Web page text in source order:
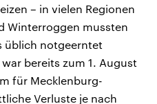
– in vielen Regionen
Winterroggen mussten
üblich notgeerntet
bereits zum 1. August
für Mecklenburg-
Verluste je nach